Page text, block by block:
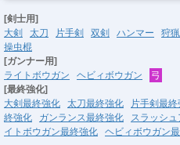
[剣士用]
大剣
太刀 片手剣 双剣 ハンマー 狩
操虫棍
[ガンナー用]
ライトボウガン
ヘビィボウガン
弓
[最終強化]
大剣最終強化
太刀最終強化 片手剣最終
終強化
ガンランス最終強化 スラッシ
イトボウガン最終強化
ヘビィボウガン